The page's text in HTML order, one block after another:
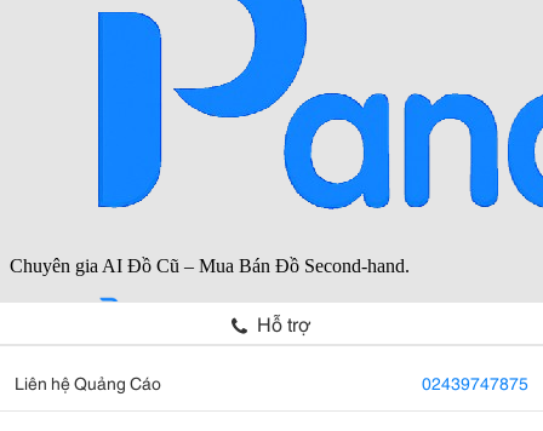
Hỗ trợ
Liên hệ Quảng Cáo 02439747875